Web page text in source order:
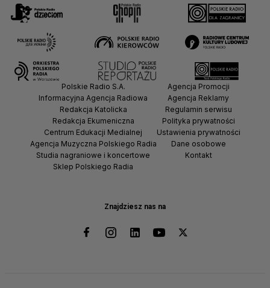
Znajdziesz nas na
Polskie Radio S.A.
Informacyjna Agencja Radiowa
Redakcja Katolicka
Redakcja Ekumeniczna
Centrum Edukacji Medialnej
Agencja Muzyczna Polskiego Radia
Studia nagraniowe i koncertowe
Sklep Polskiego Radia
Agencja Promocji
Agencja Reklamy
Regulamin serwisu
Polityka prywatności
Ustawienia prywatności
Dane osobowe
Kontakt